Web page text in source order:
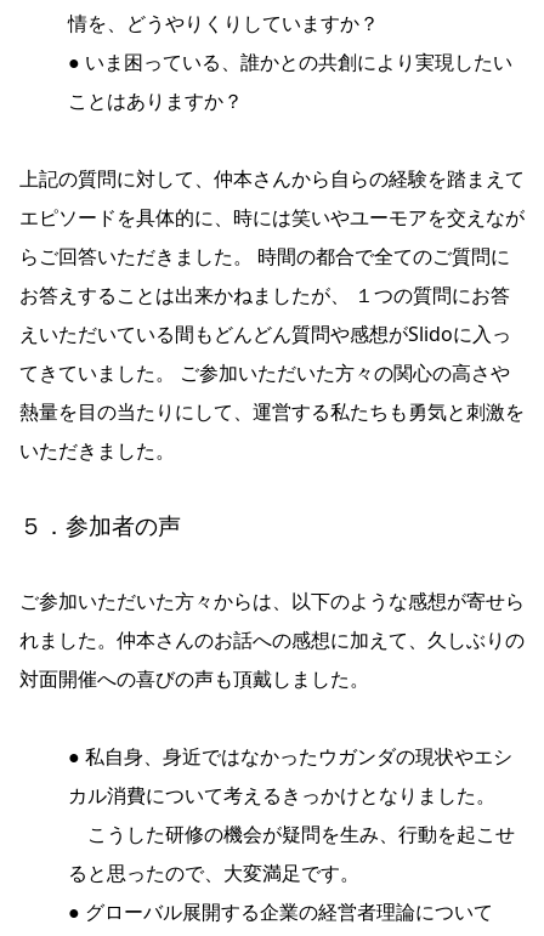
情を、どうやりくりしていますか？
● いま困っている、誰かとの共創により実現したい
ことはありますか？
上記の質問に対して、仲本さんから自らの経験を踏まえて
エピソードを具体的に、時には笑いやユーモアを交えなが
らご回答いただきました。 時間の都合で全てのご質問に
お答えすることは出来かねましたが、 １つの質問にお答
えいただいている間もどんどん質問や感想がSlidoに入っ
てきていました。 ご参加いただいた方々の関心の高さや
熱量を目の当たりにして、運営する私たちも勇気と刺激を
いただきました。
５．参加者の声
ご参加いただいた方々からは、以下のような感想が寄せら
れました。仲本さんのお話への感想に加えて、久しぶりの
対面開催への喜びの声も頂戴しました。
● 私自身、身近ではなかったウガンダの現状やエシ
カル消費について考えるきっかけとなりました。
こうした研修の機会が疑問を生み、行動を起こせ
ると思ったので、大変満足です。
● グローバル展開する企業の経営者理論について